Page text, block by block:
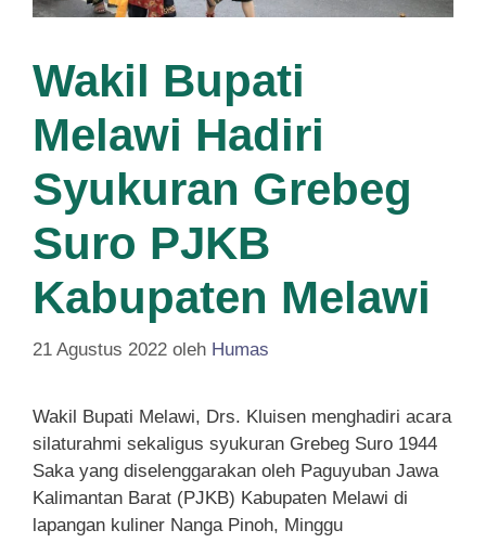
Wakil Bupati
Melawi Hadiri
Syukuran Grebeg
Suro PJKB
Kabupaten Melawi
21 Agustus 2022 oleh Humas
Wakil Bupati Melawi, Drs. Kluisen menghadiri acara
silaturahmi sekaligus syukuran Grebeg Suro 1944
Saka yang diselenggarakan oleh Paguyuban Jawa
Kalimantan Barat (PJKB) Kabupaten Melawi di
lapangan kuliner Nanga Pinoh, Minggu